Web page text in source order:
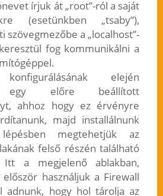
írjuk át „root”-ról a saját
(esetünkben „tsaby”),
szövegmezőbe a „localhost”-
fog kommunikálni a
elején
egy előre beállított
ahhoz hogy ez érvényre
majd installálnunk
megtehetjük az
felső részén található
Itt a megjelenő ablakban,
használjuk a Firewall
adnunk, hogy hol tárolja az